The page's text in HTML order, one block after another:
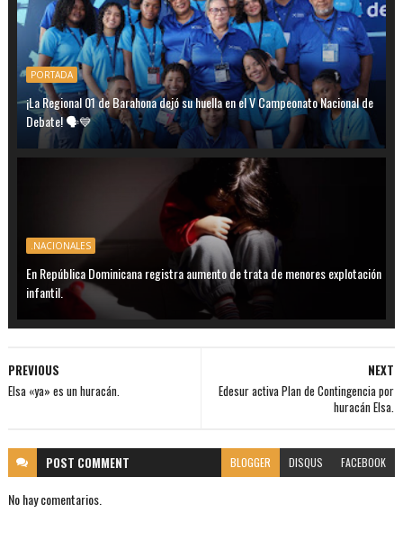
PORTADA
¡La Regional 01 de Barahona dejó su huella en el V Campeonato Nacional de
Debate! 🗣️💙
.NACIONALES
En República Dominicana registra aumento de trata de menores explotación
infantil.
NEXT
Edesur activa Plan de Contingencia por
huracán Elsa.
PREVIOUS
Elsa «ya» es un huracán.
POST COMMENT BLOGGER DISQUS FACEBOOK
No hay comentarios.